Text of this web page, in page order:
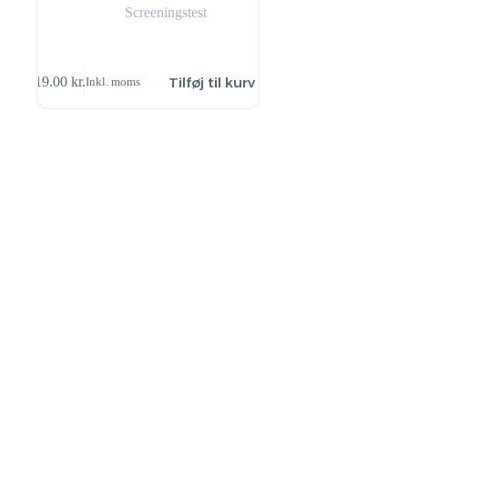
Screeningstest
119.00 kr.Inkl. moms Tilføj til kurv